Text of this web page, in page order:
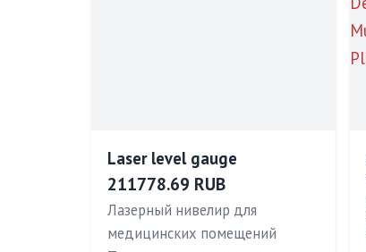
Laser level gauge
211778.69 RUB
Лазерный нивелир для
медицинских помещений